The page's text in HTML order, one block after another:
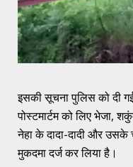
इसकी सूचना पुलिस को दी
पोस्टमार्टम को लिए भेजा,
नेहा के दादा-दादी और
मुकदमा दर्ज कर लिया है।